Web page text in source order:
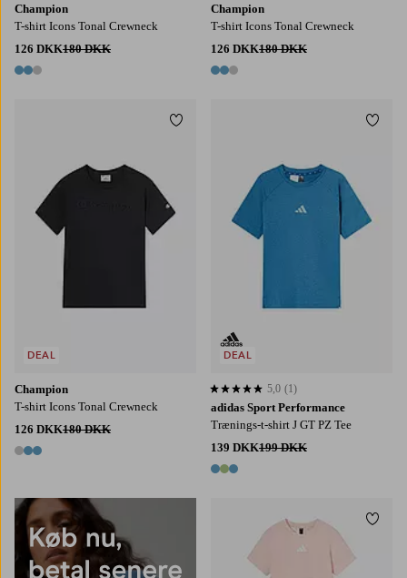
Champion
T-shirt Icons Tonal Crewneck
126 DKK180 DKK
3 farver
Champion
T-shirt Icons Tonal Crewneck
126 DKK180 DKK
3 farver
Champion
T-shirt Icons Tonal Crewneck
126 DKK180 DKK
3 farver
DEAL
Tilføj til favoritter
adidas Sport Performance
Trænings-t-shirt J GT PZ Tee
139 DKK199 DKK
3 farver
5,0 baseret på 1 bedømmelser
5,0 (1)
DEAL